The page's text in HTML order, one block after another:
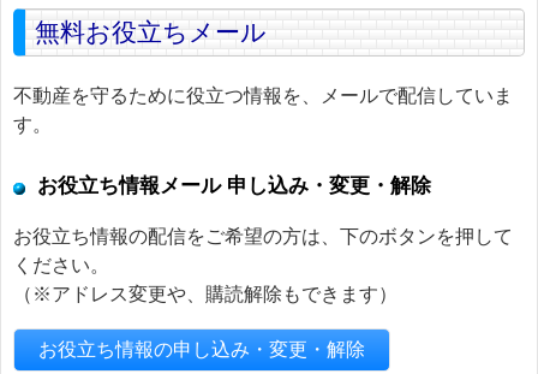
無料お役立ちメール
不動産を守るために役立つ情報を、メールで配信していま
す。
お役立ち情報メール 申し込み・変更・解除
お役立ち情報の配信をご希望の方は、下のボタンを押して
ください。
（※アドレス変更や、購読解除もできます）
お役立ち情報の申し込み・変更・解除